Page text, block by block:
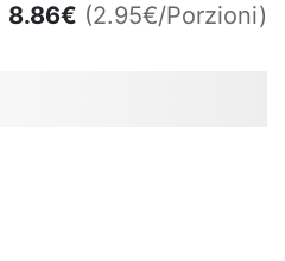
8.86€ (2.95€/Porzioni)